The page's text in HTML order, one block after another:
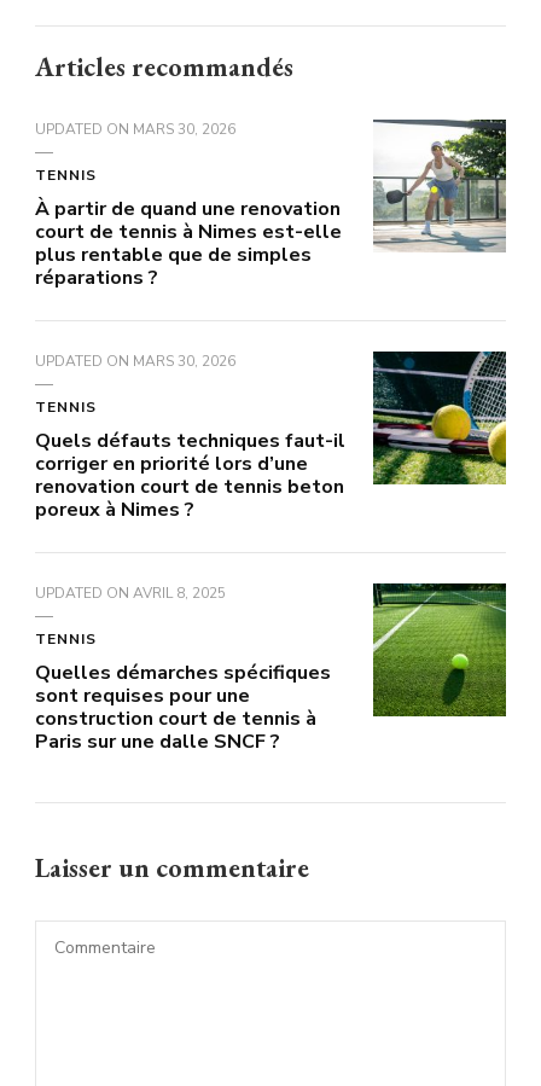
Articles recommandés
UPDATED ON MARS 30, 2026
TENNIS
À partir de quand une renovation
court de tennis à Nimes est-elle
plus rentable que de simples
réparations ?
UPDATED ON MARS 30, 2026
TENNIS
Quels défauts techniques faut-il
corriger en priorité lors d’une
renovation court de tennis beton
poreux à Nimes ?
UPDATED ON AVRIL 8, 2025
TENNIS
Quelles démarches spécifiques
sont requises pour une
construction court de tennis à
Paris sur une dalle SNCF ?
Laisser un commentaire